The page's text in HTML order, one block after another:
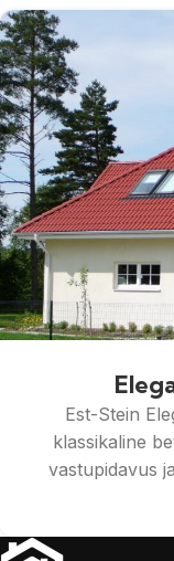
Est-Stein
klassikaline
vastupidavus